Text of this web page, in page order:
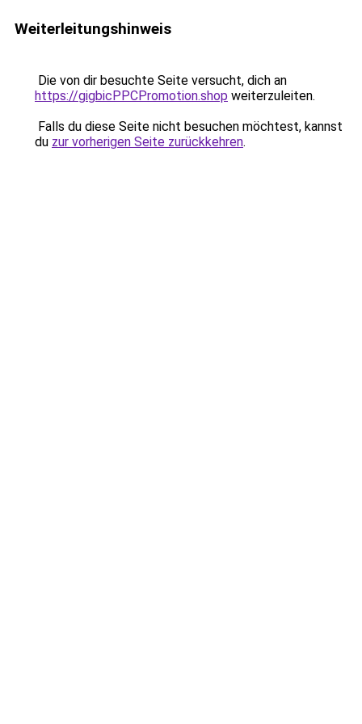
Weiterleitungshinweis
Die von dir besuchte Seite versucht, dich an
https://gigbicPPCPromotion.shop weiterzuleiten.
Falls du diese Seite nicht besuchen möchtest, kannst
du zur vorherigen Seite zurückkehren.